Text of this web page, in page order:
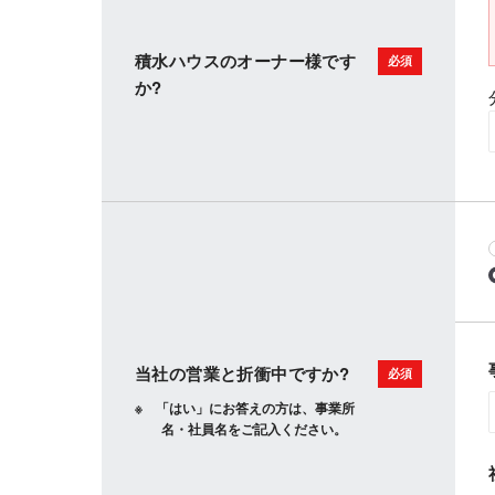
積水ハウスのオーナー様です
か?
当社の営業と折衝中ですか?
「はい」にお答えの方は、事業所
名・社員名をご記入ください。